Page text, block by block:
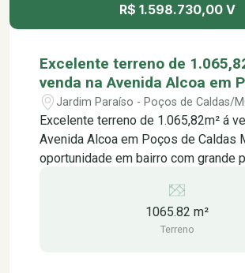
R$ 1.598.730,00 V
Excelente terreno de
venda na Avenida Alcoa em
Caldas MG.
Jardim Paraíso - Poços de Caldas/
Excelente terreno de 1.065,82m² á
Avenida Alcoa em Poços de Caldas
oportunidade em bairro com grande
principais avenidas que ligam os
a SP, com total infraestrutura e
ótima localização, região com alto
1065.82 m²
Terreno